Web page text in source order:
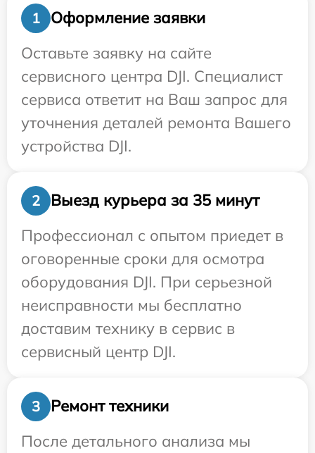
1
Оформление заявки
Оставьте заявку на сайте
сервисного центра DJI. Специалист
сервиса ответит на Ваш запрос для
уточнения деталей ремонта Вашего
устройства DJI.
2
Выезд курьера за 35 минут
Профессионал с опытом приедет в
оговоренные сроки для осмотра
оборудования DJI. При серьезной
неисправности мы бесплатно
доставим технику в сервис в
сервисный центр DJI.
3
Ремонт техники
После детального анализа мы